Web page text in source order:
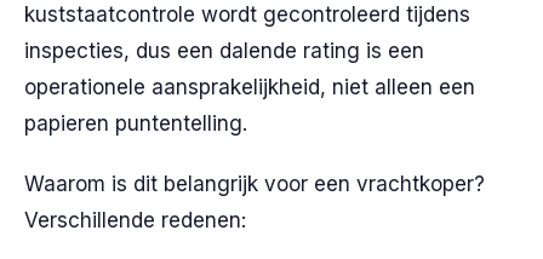
kuststaatcontrole wordt gecontroleerd tijdens
inspecties, dus een dalende rating is een
operationele aansprakelijkheid, niet alleen een
papieren puntentelling.
Waarom is dit belangrijk voor een vrachtkoper?
Verschillende redenen: